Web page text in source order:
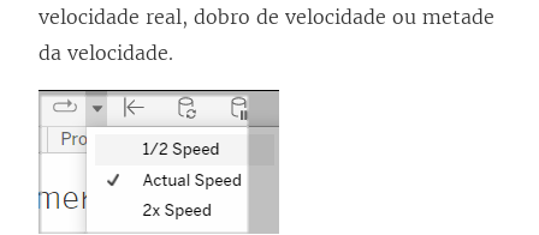
velocidade real, dobro de velocidade ou metade
da velocidade.